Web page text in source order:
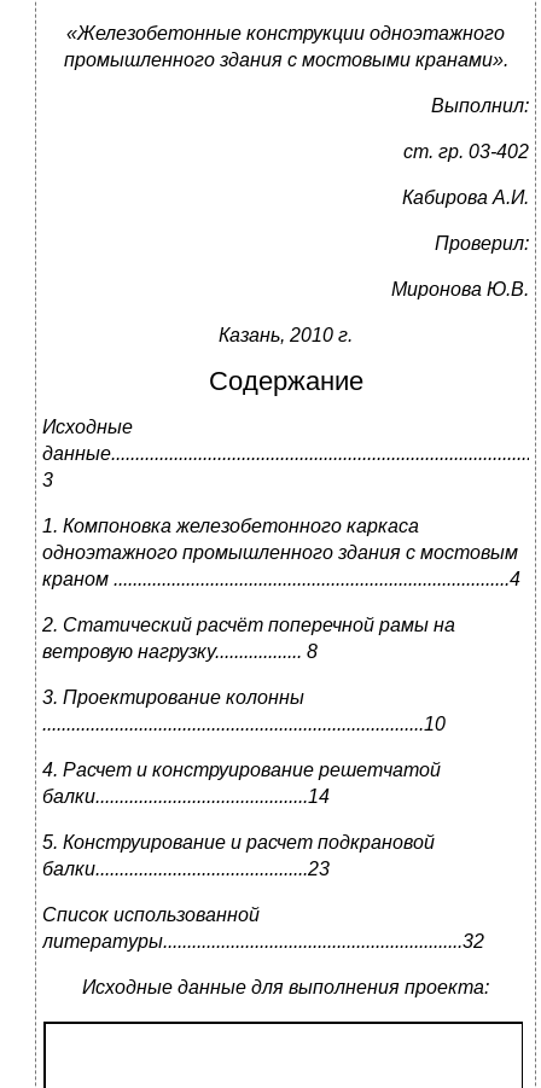
«Железобетонные конструкции одноэтажного
промышленного здания с мостовыми кранами».
Выполнил:
ст. гр. 03-402
Кабирова А.И.
Проверил:
Миронова Ю.В.
Казань, 2010 г.
Содержание
Исходные
3
1. Компоновка железобетонного каркаса
одноэтажного промышленного здания с мостовым
краном ..................................................................................4
2. Статический расчёт поперечной рамы на
ветровую нагрузку.................. 8
3. Проектирование колонны
...............................................................................10
4. Расчет и конструирование решетчатой
балки............................................14
5. Конструирование и расчет подкрановой
балки............................................23
Список использованной
литературы..............................................................32
Исходные данные для выполнения проекта: